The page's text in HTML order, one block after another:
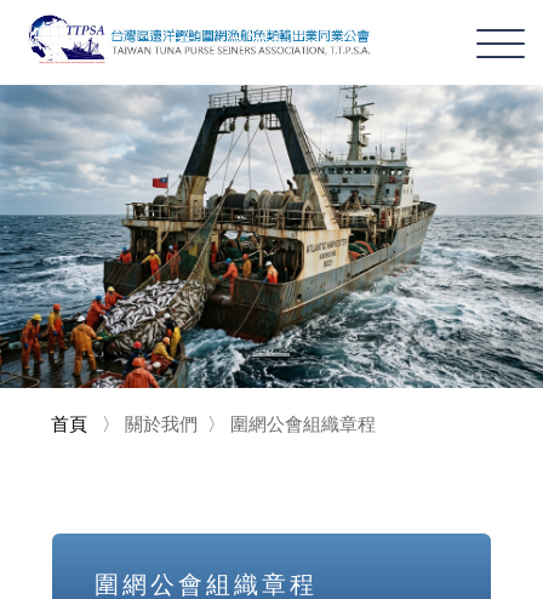
首頁 〉 關於我們 〉 圍網公會組織章程
圍網公會組織章程